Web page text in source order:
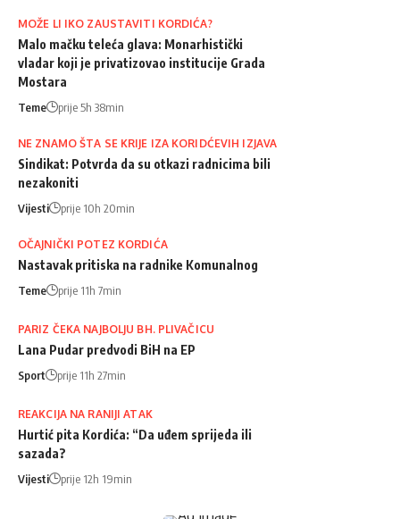
MOŽE LI IKO ZAUSTAVITI KORDIĆA?
Malo mačku teleća glava: Monarhistički
vladar koji je privatizovao institucije Grada
Mostara
Teme prije 5h 38min
NE ZNAMO ŠTA SE KRIJE IZA KORIDĆEVIH IZJAVA
Sindikat: Potvrda da su otkazi radnicima bili
nezakoniti
Vijesti prije 10h 20min
OČAJNIČKI POTEZ KORDIĆA
Nastavak pritiska na radnike Komunalnog
Teme prije 11h 7min
PARIZ ČEKA NAJBOLJU BH. PLIVAČICU
Lana Pudar predvodi BiH na EP
Sport prije 11h 27min
REAKCIJA NA RANIJI ATAK
Hurtić pita Kordića: “Da uđem sprijeda ili
sazada?
Vijesti prije 12h 19min